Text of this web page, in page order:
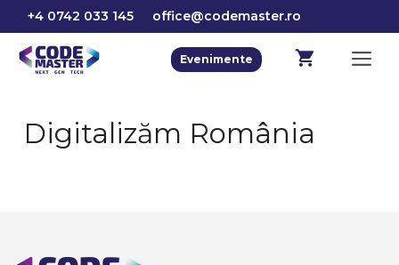
la
conținut
+4 0742 033 145 office@codemaster.ro
Evenimente
Digitalizăm România